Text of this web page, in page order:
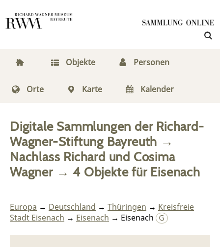
Objekte Personen
Orte Karte Kalender
Digitale Sammlungen der Richard-
Wagner-Stiftung Bayreuth →
Nachlass Richard und Cosima
Wagner→4 Objektefür Eisenach
Europa → Deutschland → Thüringen → Kreisfreie
Stadt Eisenach → Eisenach → Eisenach